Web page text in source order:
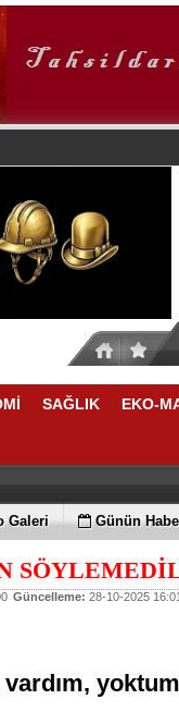
SAĞLIK EKO-
Galeri Günün
Güncelleme: 28-10-2025
vardım,